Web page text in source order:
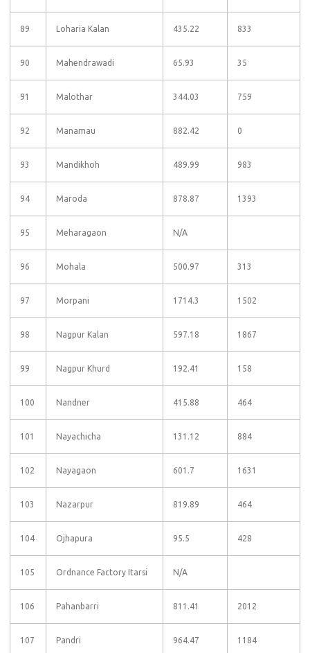
89 Loharia Kalan 435.22 833
90 Mahendrawadi 65.93 35
91 Malothar 344.03 759
92 Manamau 882.42 0
93 Mandikhoh 489.99 983
94 Maroda 878.87 1393
95 Meharagaon N/A
96 Mohala 500.97 313
97 Morpani 1714.3 1502
98 Nagpur Kalan 597.18 1867
99 Nagpur Khurd 192.41 158
100 Nandner 415.88 464
101 Nayachicha 131.12 884
102 Nayagaon 601.7 1631
103 Nazarpur 819.89 464
104 Ojhapura 95.5 428
105 Ordnance Factory Itarsi N/A
106 Pahanbarri 811.41 2012
107 Pandri 964.47 1184